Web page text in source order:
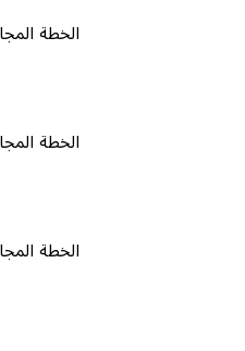
الخطة المجانية ٠
الخطة المجانية ٠
الخطة المجانية ٠